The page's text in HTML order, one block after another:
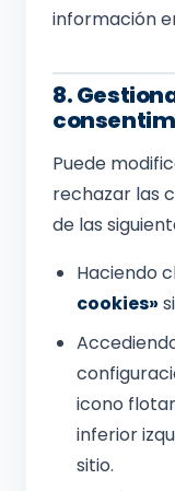
información
8.
Puede
rechazar las
de las
Haciendo
cookies»
icono
inferior
sitio.